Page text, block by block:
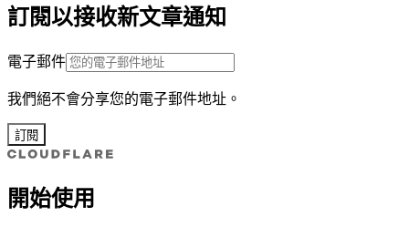
訂閱以接收新文章通知
電子郵件
我們絕不會分享您的電子郵件地址。
訂閱
開始使用